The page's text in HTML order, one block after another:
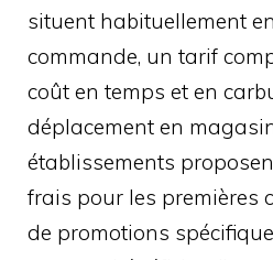
situent habituellement
commande, un tarif
coût en temps et en
déplacement en
établissements
frais pour les premières
de promotions